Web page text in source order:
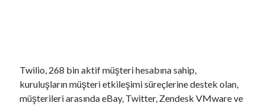
Twilio, 268 bin aktif müşteri hesabına sahip,
kuruluşların müşteri etkileşimi süreçlerine destek olan,
müşterileri arasında eBay, Twitter, Zendesk VMware ve